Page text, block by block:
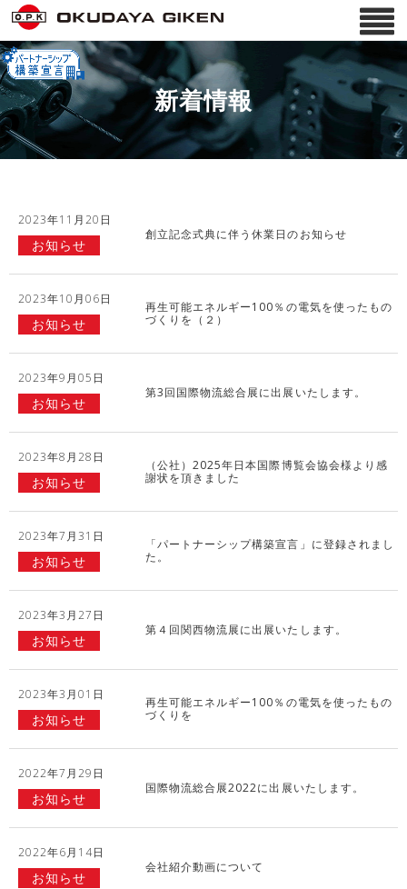
新着情報
2023年11月20日
お知らせ
創立記念式典に伴う休業日のお知らせ
2023年10月06日
お知らせ
再生可能エネルギー100％の電気を使ったもの
づくりを（２）
2023年9月05日
お知らせ
第3回国際物流総合展に出展いたします。
2023年8月28日
お知らせ
（公社）2025年日本国際博覧会協会様より感
謝状を頂きました
2023年7月31日
お知らせ
「パートナーシップ構築宣言」に登録されまし
た。
2023年3月27日
お知らせ
第４回関西物流展に出展いたします。
2023年3月01日
お知らせ
再生可能エネルギー100％の電気を使ったもの
づくりを
2022年7月29日
お知らせ
国際物流総合展2022に出展いたします。
2022年6月14日
お知らせ
会社紹介動画について